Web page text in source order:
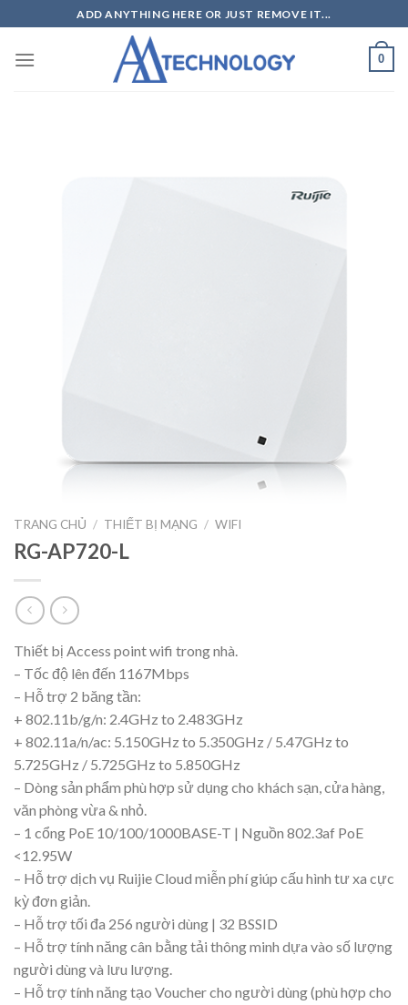
to
content
ADD ANYTHING HERE OR JUST REMOVE IT...
0
TRANG CHỦ / THIẾT BỊ MẠNG / WIFI
RG-AP720-L
Thiết bị Access point wifi trong nhà.
– Tốc độ lên đến 1167Mbps
– Hỗ trợ 2 băng tần:
+ 802.11b/g/n: 2.4GHz to 2.483GHz
+ 802.11a/n/ac: 5.150GHz to 5.350GHz / 5.47GHz to
5.725GHz / 5.725GHz to 5.850GHz
– Dòng sản phẩm phù hợp sử dụng cho khách sạn, cửa hàng,
văn phòng vừa & nhỏ.
– 1 cổng PoE 10/100/1000BASE-T | Nguồn 802.3af PoE
<12.95W
– Hỗ trợ dịch vụ Ruijie Cloud miễn phí giúp cấu hình tư xa cực
kỳ đơn giản.
– Hỗ trợ tối đa 256 người dùng | 32 BSSID
– Hỗ trợ tính năng cân bằng tải thông minh dựa vào số lượng
người dùng và lưu lượng.
– Hỗ trợ tính năng tạo Voucher cho người dùng (phù hợp cho